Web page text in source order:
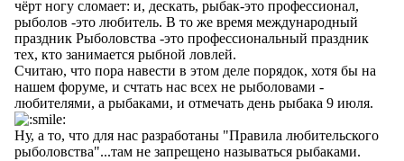
чёрт ногу сломает: и, дескать, рыбак-это профессионал,
рыболов -это любитель. В то же время международный
праздник Рыболовства -это профессиональный праздник
тех, кто занимается рыбной ловлей.
Считаю, что пора навести в этом деле порядок, хотя бы на
нашем форуме, и счтать нас всех не рыболовами -
любителями, а рыбаками, и отмечать день рыбака 9 июля.
Ну, а то, что для нас разработаны "Правила любительского
рыболовства"...там не запрещено называться рыбаками.